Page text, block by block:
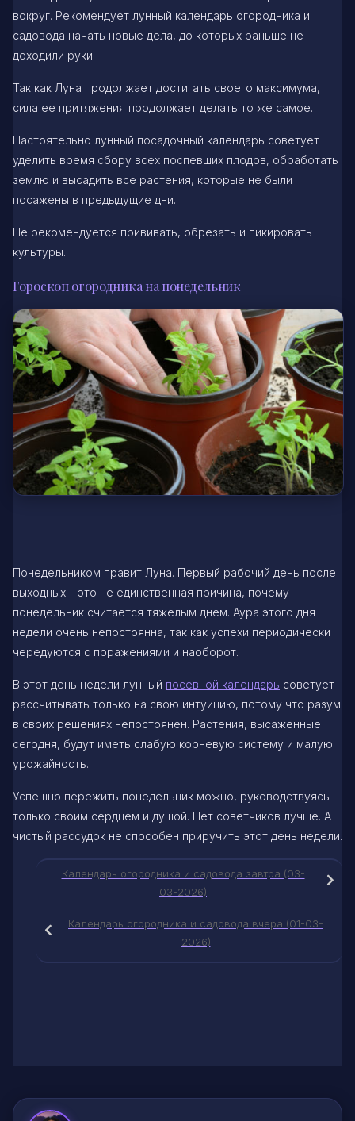
вокруг. Рекомендует лунный календарь огородника и
садовода начать новые дела, до которых раньше не
доходили руки.
Так как Луна продолжает достигать своего максимума,
сила ее притяжения продолжает делать то же самое.
Настоятельно лунный посадочный календарь советует
уделить время сбору всех поспевших плодов, обработать
землю и высадить все растения, которые не были
посажены в предыдущие дни.
Не рекомендуется прививать, обрезать и пикировать
культуры.
Гороскоп огородника на понедельник
Понедельником правит Луна. Первый рабочий день после
выходных – это не единственная причина, почему
понедельник считается тяжелым днем. Аура этого дня
недели очень непостоянна, так как успехи периодически
чередуются с поражениями и наоборот.
В этот день недели лунный посевной календарь советует
рассчитывать только на свою интуицию, потому что разум
в своих решениях непостоянен. Растения, высаженные
сегодня, будут иметь слабую корневую систему и малую
урожайность.
Успешно пережить понедельник можно, руководствуясь
только своим сердцем и душой. Нет советчиков лучше. А
чистый рассудок не способен приручить этот день недели.
Календарь огородника и садовода завтра (03-
03-2026)
Календарь огородника и садовода вчера (01-03-
2026)